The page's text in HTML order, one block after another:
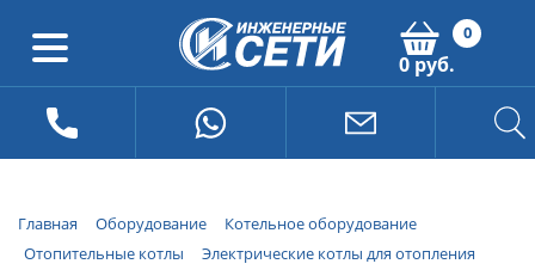
0
0 руб.
Главная Оборудование
Котельное оборудование
Отопительные котлы
Электрические котлы для отопления